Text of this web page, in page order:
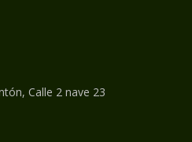
Calle 2 nave 23